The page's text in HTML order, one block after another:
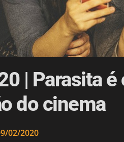
| Parasita
do cinema
02/2020